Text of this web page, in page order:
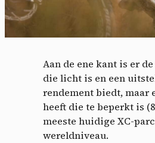
Aan de ene kant is er
die licht is en een
rendement biedt, maar
heeft die te beperkt is
meeste huidige XC-
wereldniveau.